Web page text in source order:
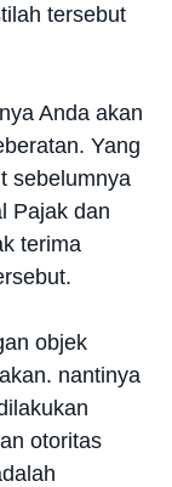
tersebut
Anda akan
Yang
sebelumnya
Pajak dan
terima
objek
nantinya
otoritas